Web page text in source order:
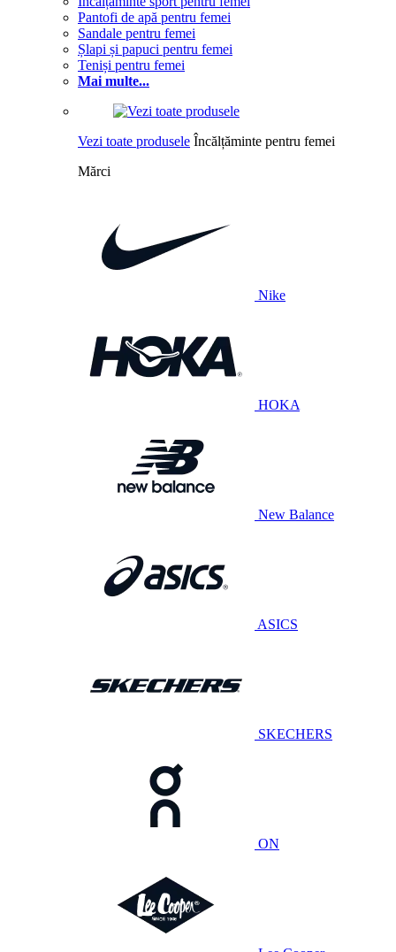
Pantofi de apă pentru femei
Sandale pentru femei
Șlapi și papuci pentru femei
Teniși pentru femei
Mai multe...
Vezi toate produsele Încălțăminte pentru femei
Mărci
Nike
HOKA
New Balance
ASICS
SKECHERS
ON